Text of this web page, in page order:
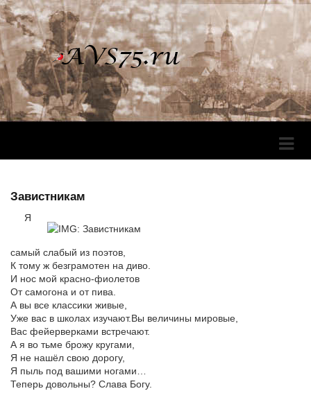
Завистникам
Я
самый слабый из поэтов,
К тому ж безграмотен на диво.
И нос мой красно-фиолетов
От самогона и от пива.
А вы все классики живые,
Уже вас в школах изучают.Вы величины мировые,
Вас фейерверками встречают.
А я во тьме брожу кругами,
Я не нашёл свою дорогу,
Я пыль под вашими ногами…
Теперь довольны? Слава Богу.